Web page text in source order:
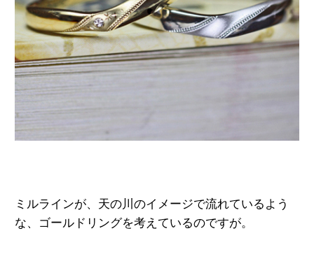
ミルラインが、天の川のイメージで流れているよう
な、ゴールドリングを考えているのですが。